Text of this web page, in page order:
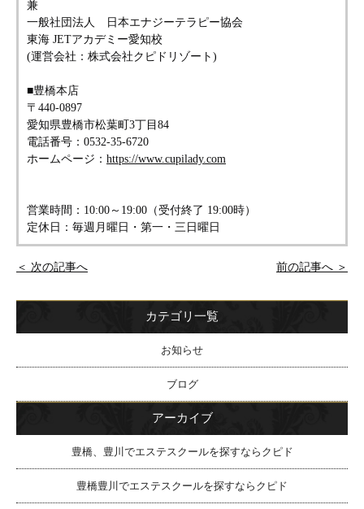
兼
一般社団法人 日本エナジーテラピー協会
東海 JETアカデミー愛知校
(運営会社：株式会社クピドリゾート)
■豊橋本店
〒440-0897
愛知県豊橋市松葉町3丁目84
電話番号：0532-35-6720
ホームページ： https://www.cupilady.com
営業時間：10:00～19:00（受付終了 19:00時）
定休日：毎週月曜日・第一・三日曜日
＜ 次の記事へ 前の記事へ ＞
カテゴリ一覧
お知らせ
ブログ
アーカイブ
豊橋、豊川でエステスクールを探すならクピド
豊橋豊川でエステスクールを探すならクピド